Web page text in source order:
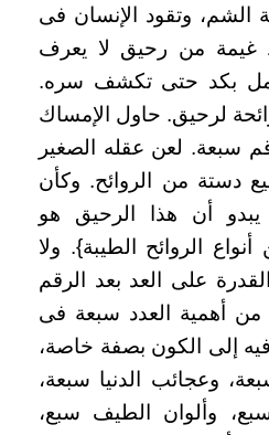
الشم، وتقود الإنسان فى
من رحيق لا يعرف
بكد حتى تكشف سره.
لرحيق. حاول الإمساك
سبعة. لعن عقله الصغير
دستة من الروائح. وكأن
يبدو أن هذا الرحيق هو
الروائح الطيبة}. ولا
على العد بعد الرقم
من أهمية العدد سبعة فى
إلى الكون بصفة خاصة،
وعجائب الدنيا سبعة،
وألوان الطيف سبع،